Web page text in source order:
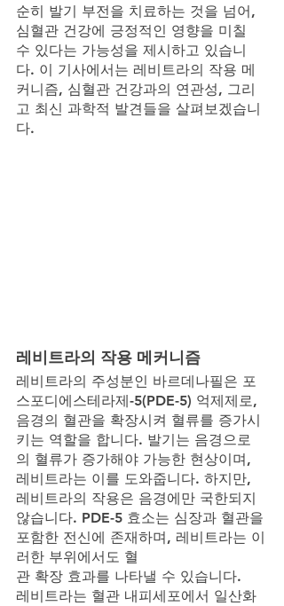
순히 발기 부전을 치료하는 것을 넘어,
심혈관 건강에 긍정적인 영향을 미칠
수 있다는 가능성을 제시하고 있습니
다. 이 기사에서는 레비트라의 작용 메
커니즘, 심혈관 건강과의 연관성, 그리
고 최신 과학적 발견들을 살펴보겠습니
다.
레비트라의 작용 메커니즘
레비트라의 주성분인 바르데나필은 포
스포디에스테라제-5(PDE-5) 억제제로,
음경의 혈관을 확장시켜 혈류를 증가시
키는 역할을 합니다. 발기는 음경으로
의 혈류가 증가해야 가능한 현상이며,
레비트라는 이를 도와줍니다. 하지만,
레비트라의 작용은 음경에만 국한되지
않습니다. PDE-5 효소는 심장과 혈관을
포함한 전신에 존재하며, 레비트라는 이
러한 부위에서도 혈
관 확장 효과를 나타낼 수 있습니다.
레비트라는 혈관 내피세포에서 일산화